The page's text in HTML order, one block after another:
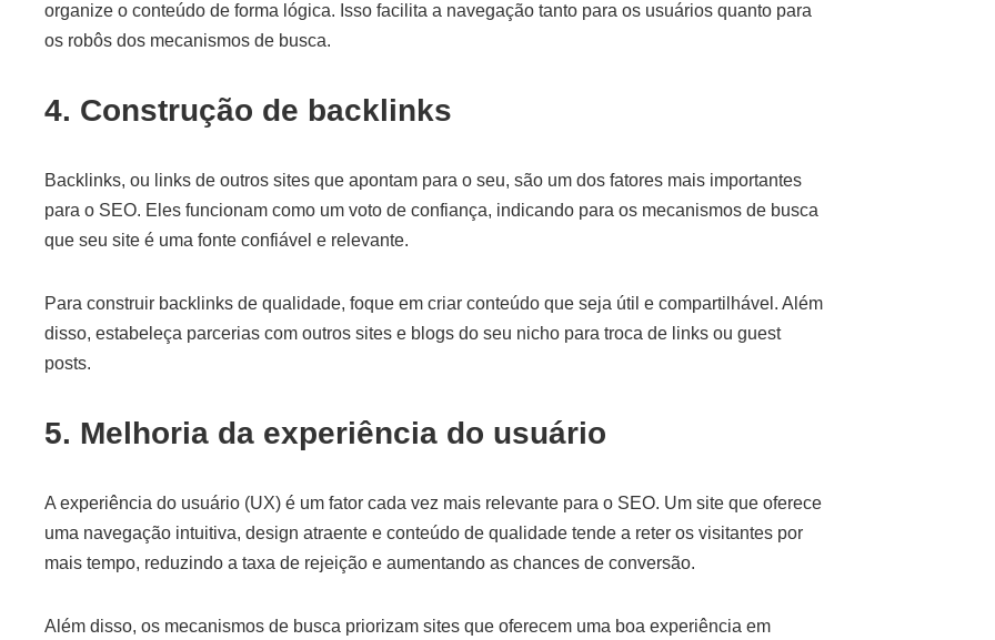
organize o conteúdo de forma lógica. Isso facilita a navegação tanto para os usuários quanto para
os robôs dos mecanismos de busca.
4. Construção de backlinks
Backlinks, ou links de outros sites que apontam para o seu, são um dos fatores mais importantes
para o SEO. Eles funcionam como um voto de confiança, indicando para os mecanismos de busca
que seu site é uma fonte confiável e relevante.
Para construir backlinks de qualidade, foque em criar conteúdo que seja útil e compartilhável. Além
disso, estabeleça parcerias com outros sites e blogs do seu nicho para troca de links ou guest
posts.
5. Melhoria da experiência do usuário
A experiência do usuário (UX) é um fator cada vez mais relevante para o SEO. Um site que oferece
uma navegação intuitiva, design atraente e conteúdo de qualidade tende a reter os visitantes por
mais tempo, reduzindo a taxa de rejeição e aumentando as chances de conversão.
Além disso, os mecanismos de busca priorizam sites que oferecem uma boa experiência em